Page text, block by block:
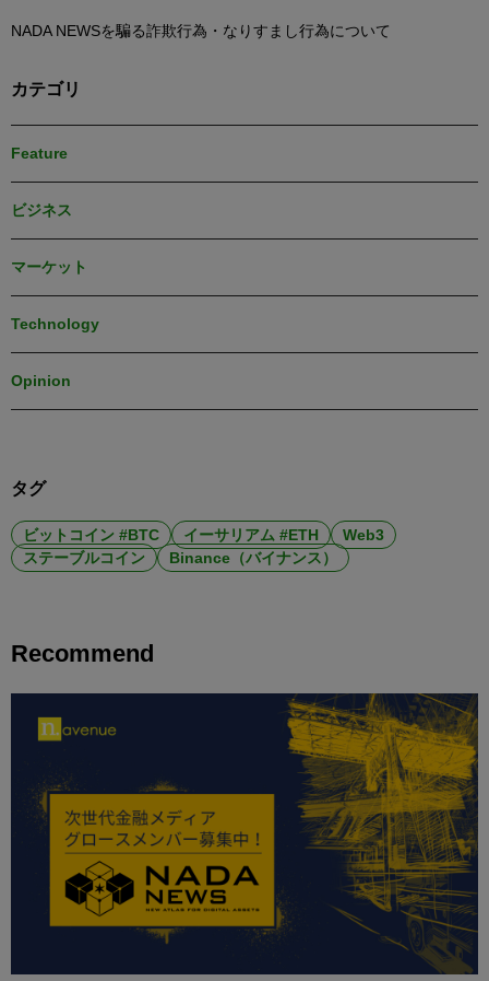
NADA NEWSを騙る詐欺行為・なりすまし行為について
カテゴリ
Feature
ビジネス
マーケット
Technology
Opinion
タグ
ビットコイン #BTC イーサリアム #ETH
Web3
ステーブルコイン
Binance（バイナンス）
Recommend